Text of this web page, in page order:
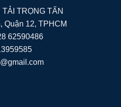
TRỌNG TẤN
Quận 12, TPHCM
62590486